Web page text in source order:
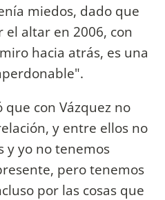
miedos, dado que
el altar en 2006, con
hacia atrás, es una
que con Vázquez no
y entre ellos no
y yo no tenemos
pero tenemos
por las cosas que